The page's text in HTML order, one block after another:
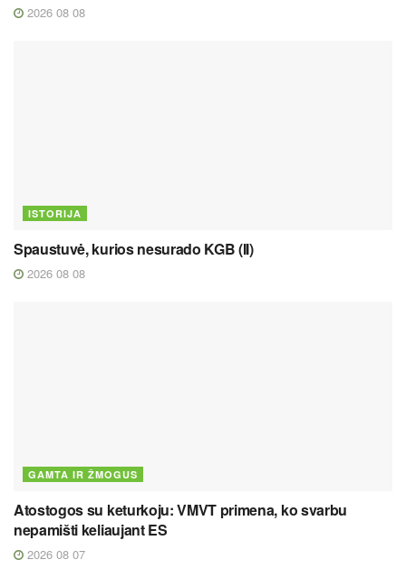
2026 08 08
ISTORIJA
Spaustuvė, kurios nesurado KGB (II)
2026 08 08
GAMTA IR ŽMOGUS
Atostogos su keturkoju: VMVT primena, ko svarbu
nepamišti keliaujant ES
2026 08 07